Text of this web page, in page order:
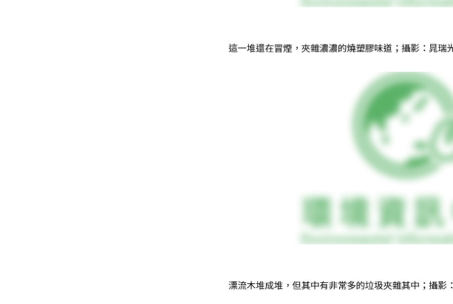
這一堆還在冒煙，夾雜濃濃的燒塑膠味道；攝影：晁瑞
漂流木堆成堆，但其中有非常多的垃圾夾雜其中；攝影